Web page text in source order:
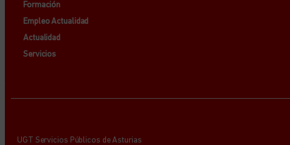
Formación
Empleo Actualidad
Actualidad
Servicios
UGT Servicios Públicos de Asturias